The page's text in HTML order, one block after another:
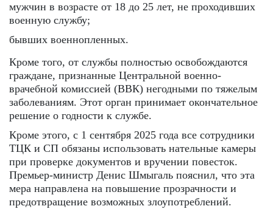
мужчин в возрасте от 18 до 25 лет, не проходивших
военную службу;
бывших военнопленных.
Кроме того, от службы полностью освобождаются
граждане, признанные Центральной военно-
врачебной комиссией (ВВК) негодными по тяжелым
заболеваниям. Этот орган принимает окончательное
решение о годности к службе.
Кроме этого, с 1 сентября 2025 года все сотрудники
ТЦК и СП обязаны использовать нательные камеры
при проверке документов и вручении повесток.
Премьер-министр Денис Шмыгаль пояснил, что эта
мера направлена ​​на повышение прозрачности и
предотвращение возможных злоупотреблений.